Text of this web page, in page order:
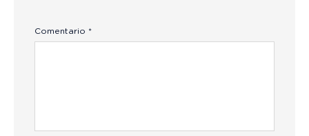
Comentario *